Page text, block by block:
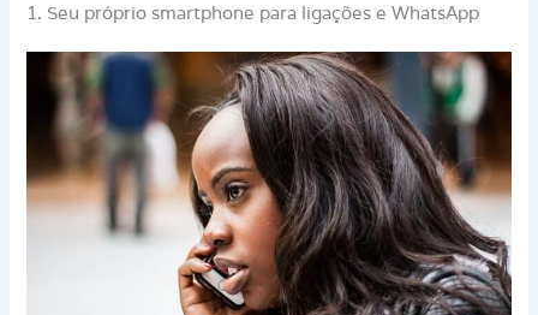
1. Seu próprio smartphone para ligações e WhatsApp